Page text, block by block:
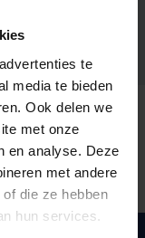
te
media te bieden
Ook delen we
met onze
en analyse. Deze
met andere
die ze hebben
hun services.